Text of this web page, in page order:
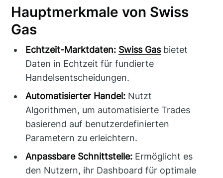
Hauptmerkmale von Swiss
Gas
Echtzeit-Marktdaten: Swiss Gasbietet
Daten in Echtzeit für fundierte
Handelsentscheidungen.
Automatisierter Handel: Nutzt
Algorithmen, um automatisierte Trades
basierend auf benutzerdefinierten
Parametern zu erleichtern.
Anpassbare Schnittstelle: Ermöglicht es
den Nutzern, ihr Dashboard für optimale